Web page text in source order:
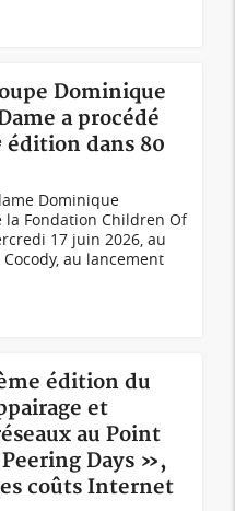
Dominique
a procédé
édition dans 80
Dominique
la Fondation Children Of
17 juin 2026, au
au lancement
édition du
et
au Point
Days »,
coûts Internet